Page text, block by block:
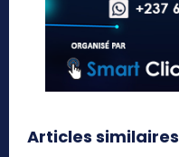
Articles similaires